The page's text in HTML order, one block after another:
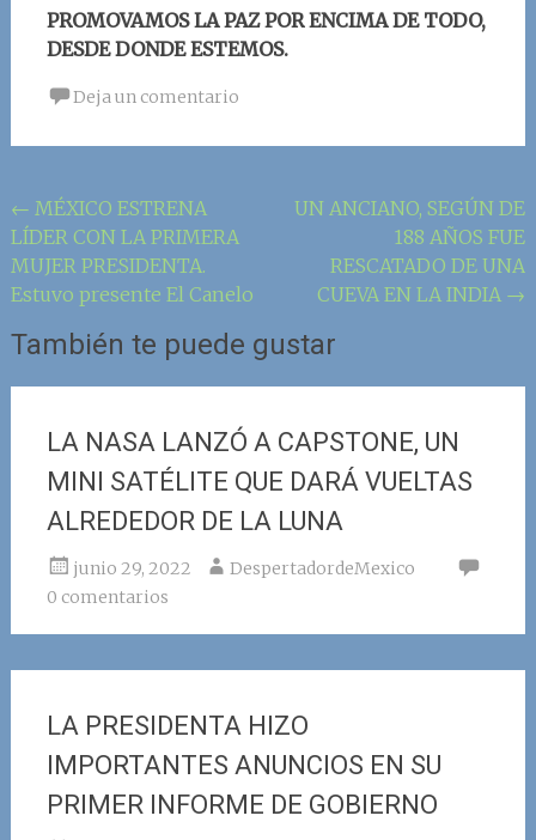
PROMOVAMOS LA PAZ POR ENCIMA DE TODO,
DESDE DONDE ESTEMOS.
Deja un comentario
Navegación
de
la
entrada
← MÉXICO ESTRENA
LÍDER CON LA PRIMERA
MUJER PRESIDENTA.
Estuvo presente El Canelo
UN ANCIANO, SEGÚN DE
188 AÑOS FUE
RESCATADO DE UNA
CUEVA EN LA INDIA →
También te puede gustar
LA NASA LANZÓ A CAPSTONE, UN
MINI SATÉLITE QUE DARÁ VUELTAS
ALREDEDOR DE LA LUNA
junio 29, 2022
DespertadordeMexico
0 comentarios
LA PRESIDENTA HIZO
IMPORTANTES ANUNCIOS EN SU
PRIMER INFORME DE GOBIERNO